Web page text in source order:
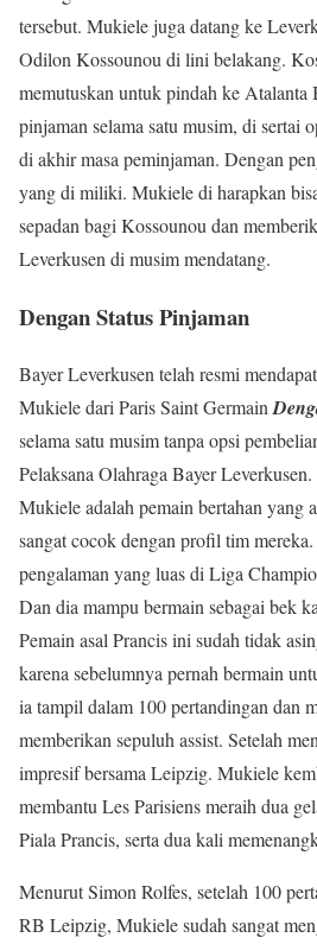
tersebut. Mukiele juga datang ke
Odilon Kossounou di lini belakang.
memutuskan untuk pindah ke Atalanta
pinjaman selama satu musim, di sertai
di akhir masa peminjaman. Dengan
yang di miliki. Mukiele di harapkan
sepadan bagi Kossounou dan
Leverkusen di musim mendatang.
Dengan Status Pinjaman
Bayer Leverkusen telah resmi
Mukiele dari Paris Saint Germain
selama satu musim tanpa opsi
Pelaksana Olahraga Bayer
Mukiele adalah pemain bertahan yang
sangat cocok dengan profil tim
pengalaman yang luas di Liga
Dan dia mampu bermain sebagai bek
Pemain asal Prancis ini sudah tidak
karena sebelumnya pernah bermain
ia tampil dalam 100 pertandingan dan
memberikan sepuluh assist. Setelah
impresif bersama Leipzig. Mukiele
membantu Les Parisiens meraih dua
Piala Prancis, serta dua kali
Menurut Simon Rolfes, setelah 100
RB Leipzig, Mukiele sudah sangat